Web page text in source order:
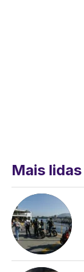
Mais lidas